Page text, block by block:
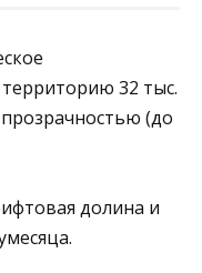
32 тыс.
(до
долина и